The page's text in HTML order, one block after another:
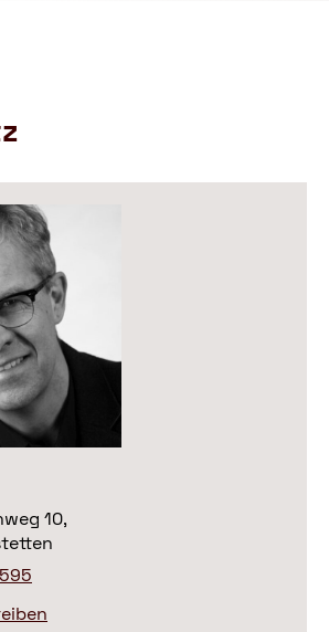
10,